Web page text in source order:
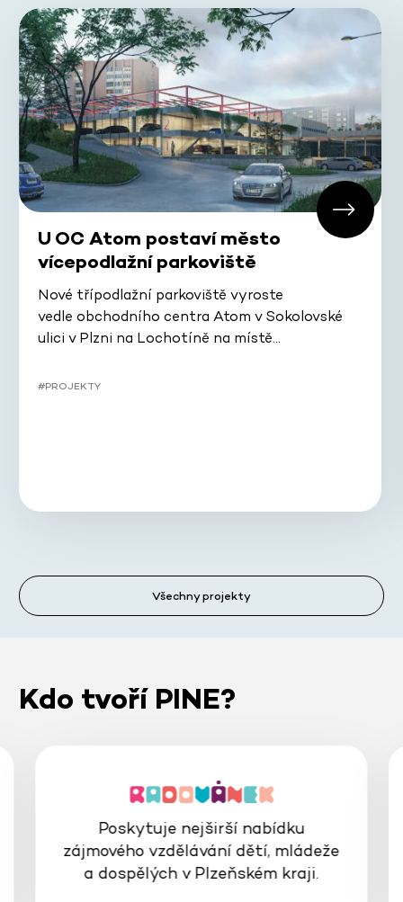
U OC Atom postaví město
vícepodlažní parkoviště
Nové třípodlažní parkoviště vyroste
vedle obchodního centra Atom v Sokolovské
ulici v Plzni na Lochotíně na místě…
#PROJEKTY
Všechny projekty
Kdo tvoří PINE?
Poskytuje nejširší nabídku
zájmového vzdělávání dětí, mládeže
a dospělých v Plzeňském kraji.